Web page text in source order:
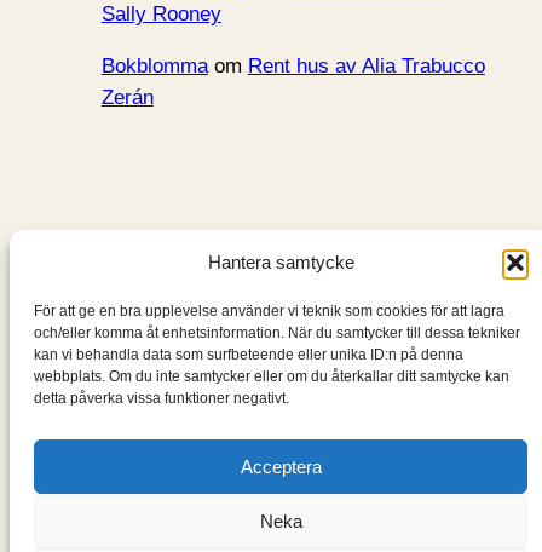
Hantera samtycke
För att ge en bra upplevelse använder vi teknik som cookies för att lagra
och/eller komma åt enhetsinformation. När du samtycker till dessa tekniker
kan vi behandla data som surfbeteende eller unika ID:n på denna
webbplats. Om du inte samtycker eller om du återkallar ditt samtycke kan
detta påverka vissa funktioner negativt.
Acceptera
Neka
Sally Rooney
Bokblommaom Rent hus av Alia Trabucco
Zerán
En blogg om de böcker jag läser: klassiker, noveller,
romaner, spänningsromaner och andra böcker.
Information
Cookie- och integritetspolicy